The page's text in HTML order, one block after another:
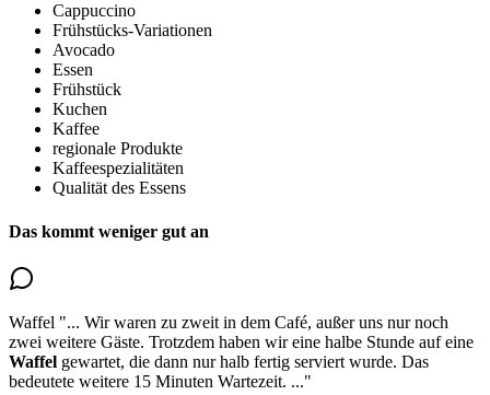
Cappuccino
Frühstücks-Variationen
Avocado
Essen
Frühstück
Kuchen
Kaffee
regionale Produkte
Kaffeespezialitäten
Qualität des Essens
Das kommt weniger gut an
Waffel "... Wir waren zu zweit in dem Café, außer uns nur noch
zwei weitere Gäste. Trotzdem haben wir eine halbe Stunde aufeine
Waffel gewartet, die dann nur halb fertig serviert wurde. Das
bedeutete weitere 15 Minuten Wartezeit. ..."